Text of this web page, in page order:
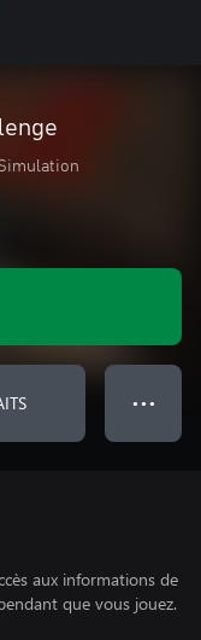
● ● ●
aux informations de
que vous jouez.